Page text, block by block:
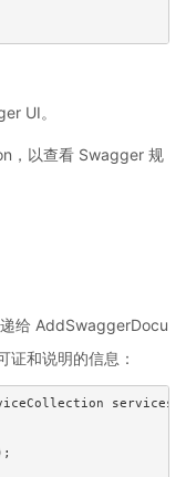
UI。
，以查看 Swagger 规
给 AddSwaggerDocu
证和说明的信息：
services)